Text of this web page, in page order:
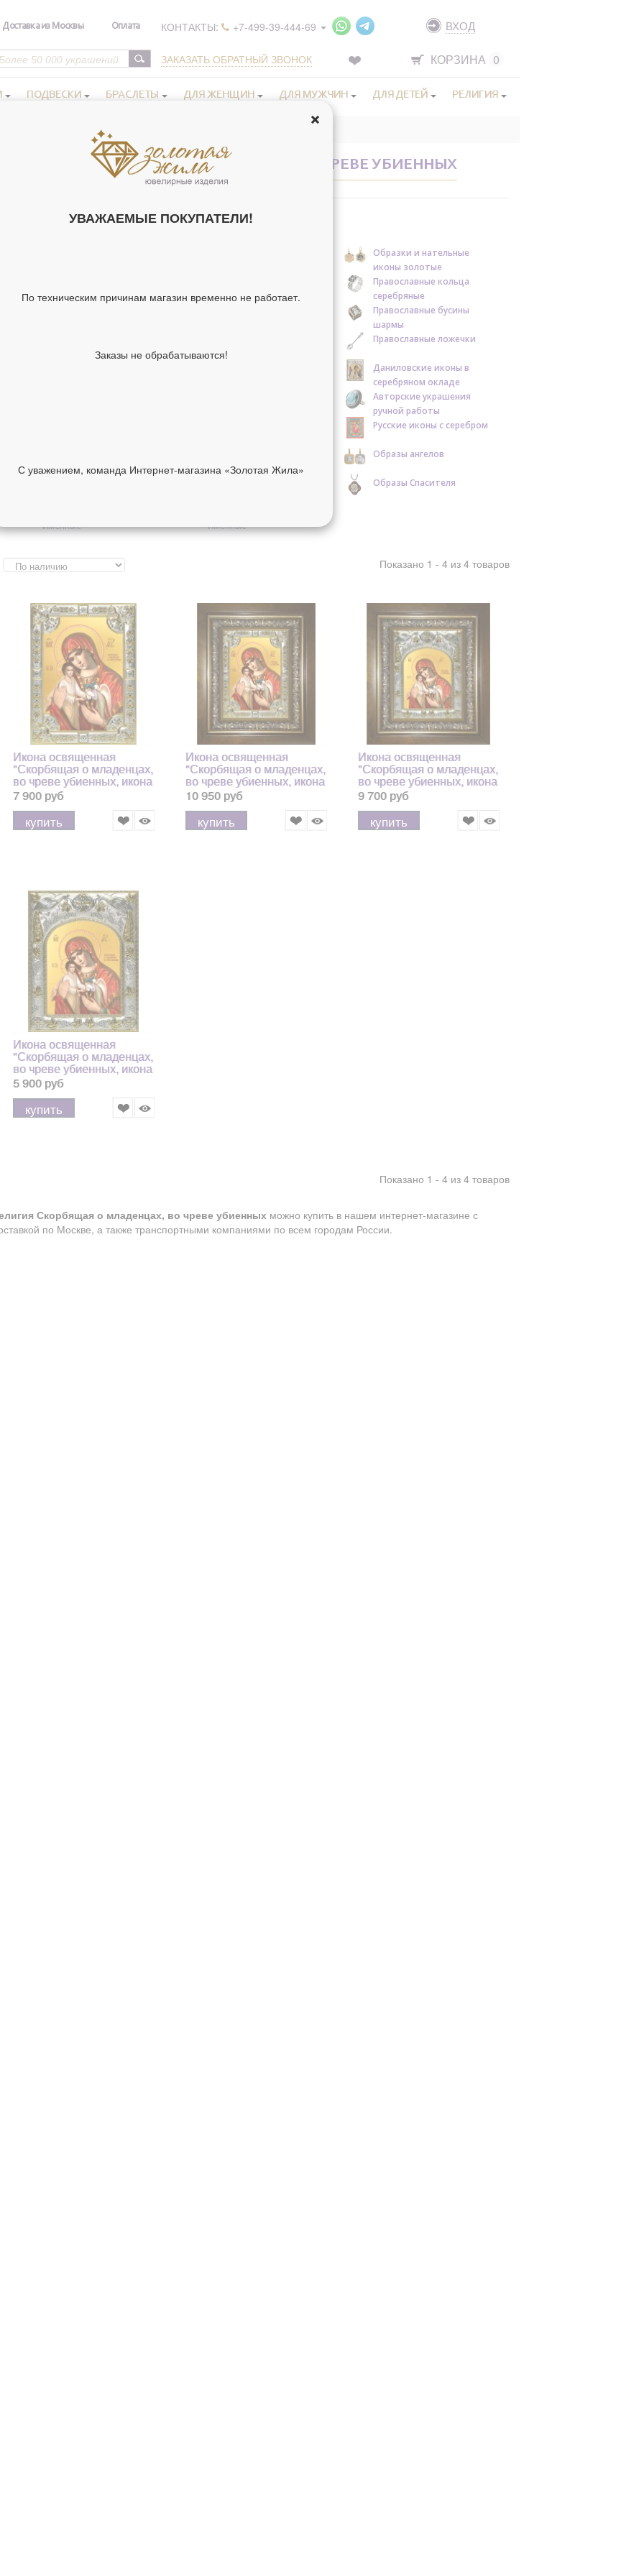
Доставка из Москвы Оплата КОНТАКТЫ: +7-499-39-444-69
ЗАКАЗАТЬ ОБРАТНЫЙ ЗВОНОК
ВХОД
КОРЗИНА 0
ПОДВЕСКИ БРАСЛЕТЫ ДЛЯ ЖЕНЩИН ДЛЯ МУЖЧИН ДЛЯ ДЕТЕЙ РЕЛИГИЯ
РЕЛИГИЯ СКОРБЯЩАЯ О МЛАДЕНЦАХ, ВО ЧРЕВЕ УБИЕННЫХ
Образки и нательные
иконы золотые
иконы серебряные
золотые
Православные кольца
серебряные
Православные бусины
шармы
шнурки
Православные ложечки
Даниловские иконы в
серебряном окладе
Авторские украшения
ручной работы
Русские иконы с серебром
Образы ангелов
Образы Спасителя
именные
именные
Показано 1 - 4 из 4 товаров
Икона освященная
"Скорбящая о младенцах,
во чреве убиенных, икона
Божией Матери", 18x24
см, со стразами
7 900 руб
купить
Икона освященная
"Скорбящая о младенцах,
во чреве убиенных, икона
Божией Матери", в киоте
24x30 см
10 950 руб
купить
Икона освященная
"Скорбящая о младенцах,
во чреве убиенных, икона
Божией Матери", в киоте
20x2418 см
9 700 руб
купить
Икона освященная
"Скорбящая о младенцах,
во чреве убиенных, икона
Божией Матери", 14x18
см
5 900 руб
купить
Показано 1 - 4 из 4 товаров
Скорбящая о младенцах, во чреве убиенных можно купить в нашем интернет-магазине с
по Москве, а также транспортными компаниями по всем городам России.
УВАЖАЕМЫЕ ПОКУПАТЕЛИ!
По техническим причинам магазин временно не работает.
Заказы не обрабатываются!
С уважением, команда Интернет-магазина «Золотая Жила»